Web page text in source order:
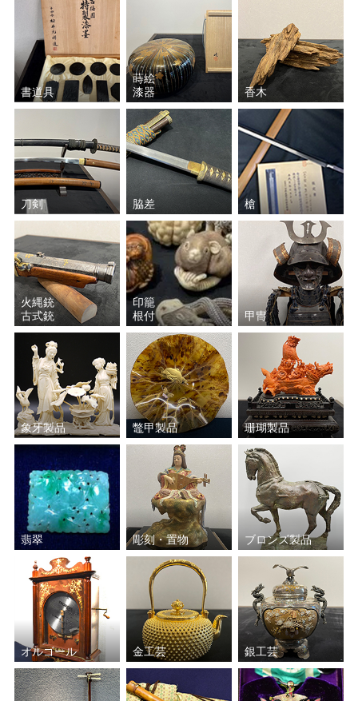
氷見 晃堂 藤原 啓
村越 風月 宮川 香斎（真葛 香斎）
中里 重利 波多野 善蔵
山本 陶秀 前端 春斎
香取 正彦 楠部 彌弌
大角 幸枝
大場 松魚 松田 権六
岩田 藤七 加藤 唐九郎
磯井 如真 一后一兆
鹿島 一谷 箕浦 竹甫
永楽 善五郎 加守田 章二
黒田 正玄 北大路 魯山人
黒木 国昭 鈴木 藏
川瀬 表完 沈壽官
谷本 光生 若尾 利貞
清瀬 一光 川喜田 半泥子
高橋 敬典 萩井 好斎
書道具
蒔絵
漆器
香木
刀剣 脇差 槍
火縄銃
古式銃
印籠
根付
甲冑
象牙製品 鼈甲製品 珊瑚製品
翡翠 彫刻・置物 ブロンズ製品
オルゴール 金工芸 銀工芸